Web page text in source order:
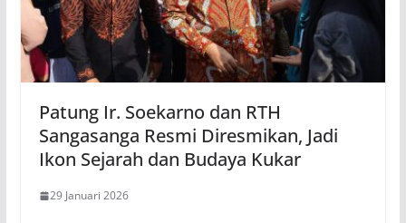
Patung Ir. Soekarno dan RTH
Sangasanga Resmi Diresmikan, Jadi
Ikon Sejarah dan Budaya Kukar
29 Januari 2026